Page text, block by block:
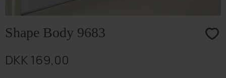
Shape Body 9683
DKK 169,00